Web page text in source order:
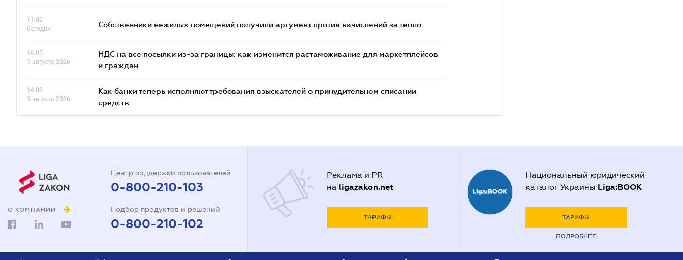
11.02
Сегодня
Собственники нежилых помещений получили аргумент против начислений за тепло
16.05
5 августа 2026
НДС на все посылки из-за границы: как изменится растаможивание для маркетплейсов
и граждан
14.09
5 августа 2026
Как банки теперь исполняют требования взыскателей о принудительном списании
средств
О КОМПАНИИ
Центр поддержки пользователей
0-800-210-103
Подбор продуктов и решений
0-800-210-102
Реклама и PR
на ligazakon.net
ТАРИФЫ
Национальный юридический
каталог Украины Liga:BOOK
ТАРИФЫ
ПОДРОБНЕЕ